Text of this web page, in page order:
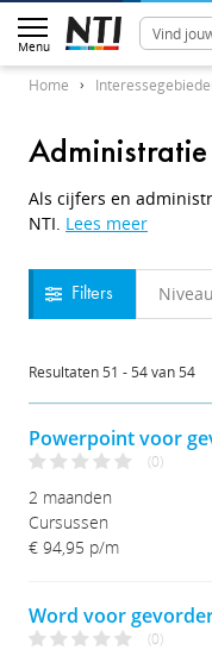
Menu
Home
Als cijfers en
NTI. Lees meer
Filters Niveau
Resultaten51 -54van54
Powerpoint voor
(0)
2 maanden
Cursussen
€ 94,95 p/m
Word voor
(0)